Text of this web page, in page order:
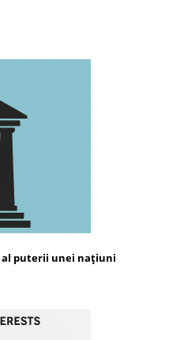
puterii unei națiuni